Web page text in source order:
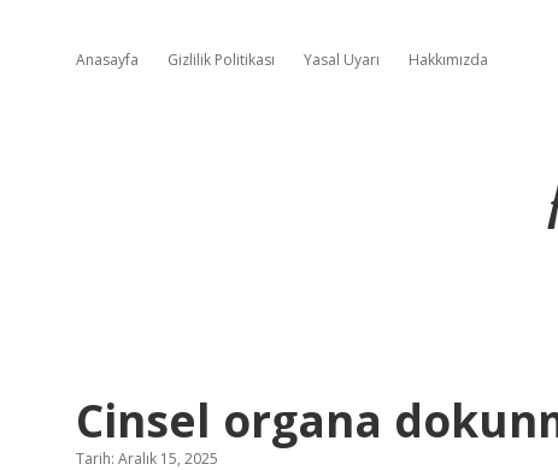
Anasayfa Gizlilik Politikası Yasal Uyarı Hakkımızda
Cinsel organa
Tarih: Aralık 15, 2025